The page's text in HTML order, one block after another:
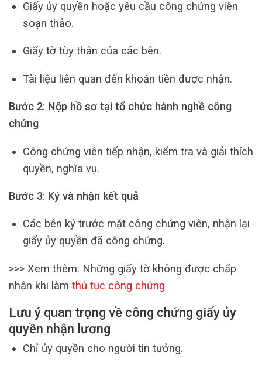
Giấy ủy quyền hoặc yêu cầu công chứng viên
soạn thảo.
Giấy tờ tùy thân của các bên.
Tài liệu liên quan đến khoản tiền được nhận.
Bước 2: Nộp hồ sơ tại tổ chức hành nghề công
chứng
Công chứng viên tiếp nhận, kiểm tra và giải thích
quyền, nghĩa vụ.
Bước 3: Ký và nhận kết quả
Các bên ký trước mặt công chứng viên, nhận lại
giấy ủy quyền đã công chứng.
>>> Xem thêm: Những giấy tờ không được chấp
nhận khi làm thủ tục công chứng
Lưu ý quan trọng về công chứng giấy ủy
quyền nhận lương
Chỉ ủy quyền cho người tin tưởng.